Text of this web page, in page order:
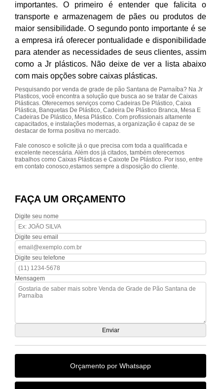
importantes. O primeiro é entender que falicita o
transporte e armazenagem de pães ou produtos de
maior sensibilidade. O segundo ponto importante é se
a empresa irá oferecer pontualidade e disponibilidade
para atender as necessidades de seus clientes, assim
como a Jr plásticos. Não deixe de ver a lista abaixo
com mais opções sobre caixas plásticas.
Pesquisando por venda de grade de pão Santana de Parnaíba? Na Jr
Plasticos, você encontra a solução que busca ao se tratar de Caixas
Plásticas. Oferecemos serviços como Cadeiras De Plástico, Caixa
Plástica, Banquetas De Plástico, Cadeira De Plástico Branca, Mesa E
Cadeiras De Plástico, Mesa Plástico. Com profissionais altamente
capacitados, e instalações modernas, a organização é capaz de se
destacar de forma positiva no mercado.
Fale conosco e solicite já o que precisa com toda a qualificada e
excelente necessária. Além dos já citados, também oferecemos
trabalhos como Caixas Plásticas e Caixote De Plástico. Por isso, entre
em contato conosco,estamos sempre a disposição do cliente.
FAÇA UM ORÇAMENTO
Digite seu nome
Digite seu email
Digite seu telefone
Mensagem
Orçamento por Whatsapp